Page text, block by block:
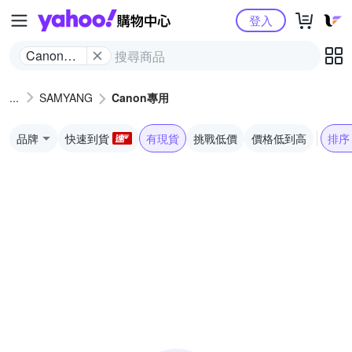
Yahoo購物中心
Canon專
登入
SAMYANG Canon專用
品牌 快速到貨 有現貨 挑戰低價 價格低到高 排序